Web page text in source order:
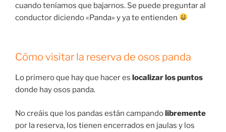
cuando teníamos que bajarnos. Se puede preguntar al
conductor diciendo «Panda» y ya te entienden
Cómo visitar la reserva de osos panda
Lo primero que hay que hacer es localizar los puntos
donde hay osos panda.
No creáis que los pandas están campandolibremente
por la reserva, los tienen encerrados en jaulas y los